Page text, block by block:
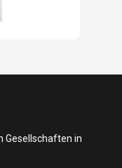
Gesellschaften in